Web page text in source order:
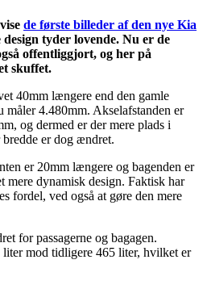
de første billeder af den nye Kia
design tyder lovende. Nu er de
offentliggjort, og her på
skuffet.
40mm længere end den gamle
4.480mm. Akselafstanden er
og dermed er der mere plads i
er dog ændret.
er 20mm længere og bagenden er
mere dynamisk design. Faktisk har
fordel, ved også at gøre den mere
for passagerne og bagagen.
mod tidligere 465 liter, hvilket er